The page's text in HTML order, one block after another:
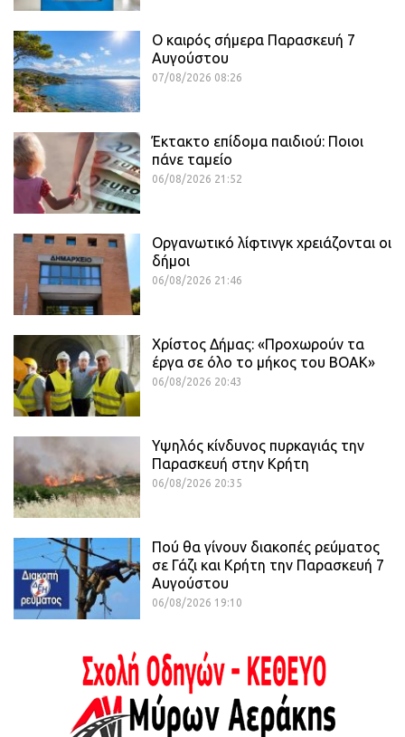
Ο καιρός σήμερα Παρασκευή 7
Αυγούστου
07/08/2026 08:26
Έκτακτο επίδομα παιδιού: Ποιοι
πάνε ταμείο
06/08/2026 21:52
Οργανωτικό λίφτινγκ χρειάζονται οι
δήμοι
06/08/2026 21:46
Χρίστος Δήμας: «Προχωρούν τα
έργα σε όλο το μήκος του ΒΟΑΚ»
06/08/2026 20:43
Υψηλός κίνδυνος πυρκαγιάς την
Παρασκευή στην Κρήτη
06/08/2026 20:35
Πού θα γίνουν διακοπές ρεύματος
σε Γάζι και Κρήτη την Παρασκευή 7
Αυγούστου
06/08/2026 19:10